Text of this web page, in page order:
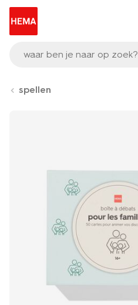
waar ben je naar op zoek?
spellen